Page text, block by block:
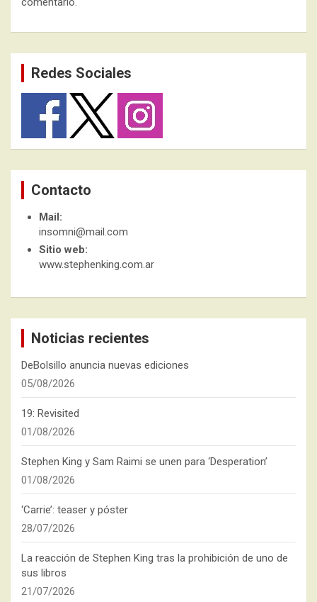
Redes Sociales
Contacto
Mail:
insomni@mail.com
Sitio web:
www.stephenking.com.ar
Noticias recientes
DeBolsillo anuncia nuevas ediciones
05/08/2026
19: Revisited
01/08/2026
Stephen King y Sam Raimi se unen para ‘Desperation’
01/08/2026
‘Carrie’: teaser y póster
28/07/2026
La reacción de Stephen King tras la prohibición de uno de
sus libros
21/07/2026